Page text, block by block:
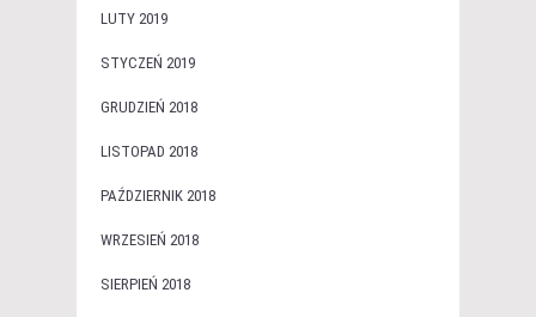
LUTY 2019
STYCZEŃ 2019
GRUDZIEŃ 2018
LISTOPAD 2018
PAŹDZIERNIK 2018
WRZESIEŃ 2018
SIERPIEŃ 2018